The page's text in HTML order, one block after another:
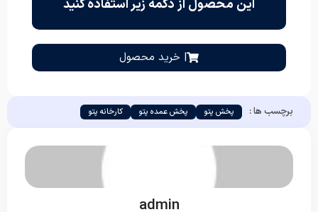
این محصول از دکمه زیر استفاده کنید
| خرید محصول
برچسب ها : پخش پتو پخش عمده پتو کارخانه پتو
admin